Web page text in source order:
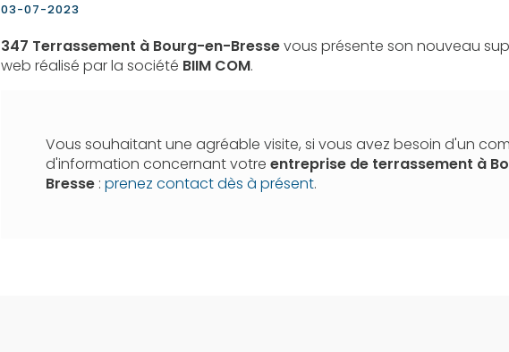
03-07-2023
347 Terrassement à Bourg-en-Bressevous présente son nouveau
web réalisé par la société BIIM COM.
Vous souhaitant une agréable visite, si vous avez besoin d'un
d'information concernant votre entreprise de terrassement à
Bresse : prenez contact dès à présent.